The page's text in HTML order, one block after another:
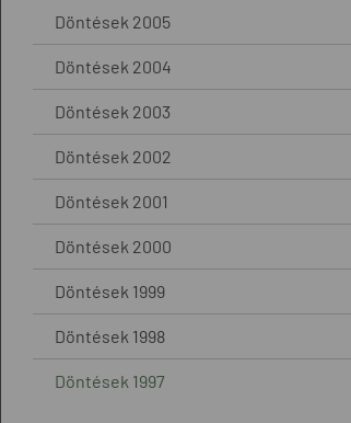
Döntések 2005
Döntések 2004
Döntések 2003
Döntések 2002
Döntések 2001
Döntések 2000
Döntések 1999
Döntések 1998
Döntések 1997